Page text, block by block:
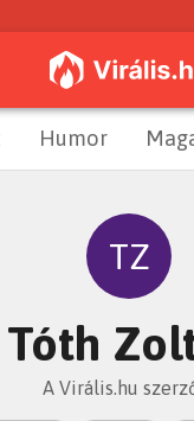
Humor
TZ
Tóth
A Virális.hu